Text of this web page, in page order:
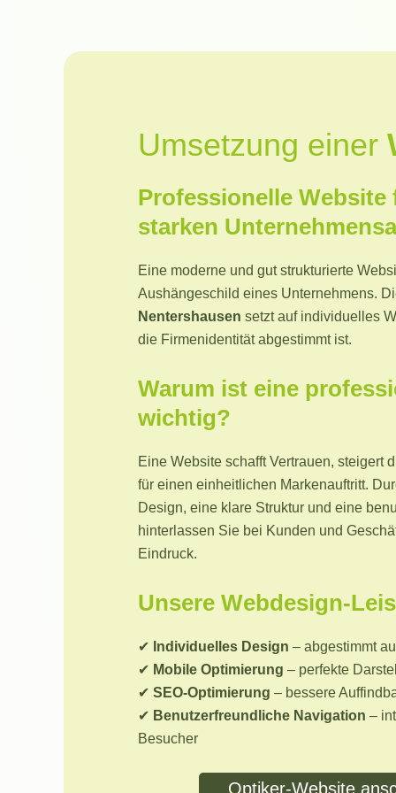
Umsetzung einer
Professionelle Website
starken
Eine moderne und gut strukturierte
Aushängeschild eines Unternehmens.
Nentershausen setzt auf individuelles
die Firmenidentität abgestimmt ist.
Warum ist eine
wichtig?
Eine Website schafft Vertrauen, steigert
für einen einheitlichen Markenauftritt.
Design, eine klare Struktur und eine
hinterlassen Sie bei Kunden und
Eindruck.
Unsere Webdesign-
✔ Individuelles Design – abgestimmt
✔ Mobile Optimierung – perfekte
✔ SEO-Optimierung – bessere
✔ Benutzerfreundliche Navigation –
Besucher
Optiker-Website